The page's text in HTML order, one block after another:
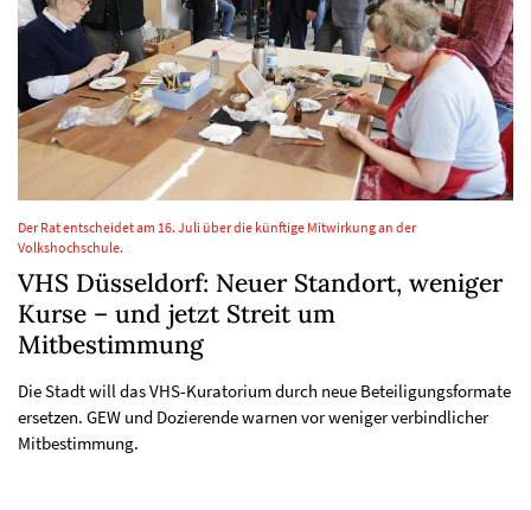
Der Rat entscheidet am 16. Juli über die künftige Mitwirkung an der
Volkshochschule.
VHS Düsseldorf: Neuer Standort, weniger
Kurse – und jetzt Streit um
Mitbestimmung
Die Stadt will das VHS-Kuratorium durch neue Beteiligungsformate
ersetzen. GEW und Dozierende warnen vor weniger verbindlicher
Mitbestimmung.